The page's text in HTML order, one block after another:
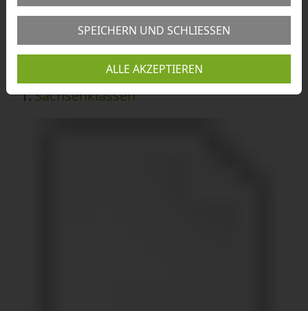
1.Sachsenklassen
SPEICHERN UND SCHLIESSEN
ALLE AKZEPTIEREN